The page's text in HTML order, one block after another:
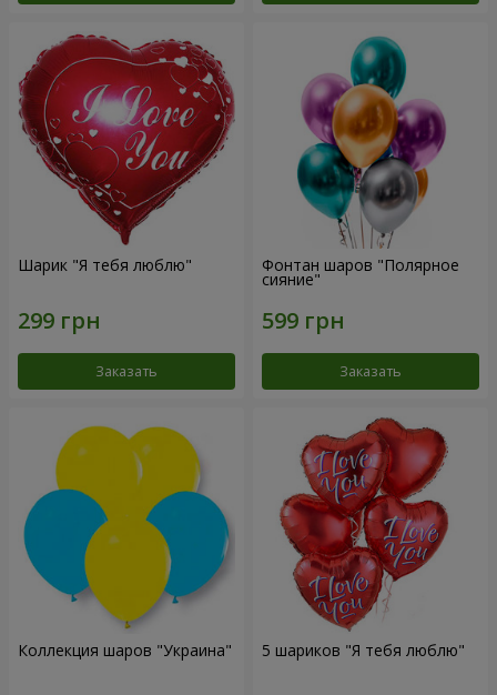
Шарик "Я тебя люблю"
Заказать
Фонтан шаров "Полярное
сияние"
Заказать
Коллекция шаров "Украина" 5 шариков "Я тебя люблю"